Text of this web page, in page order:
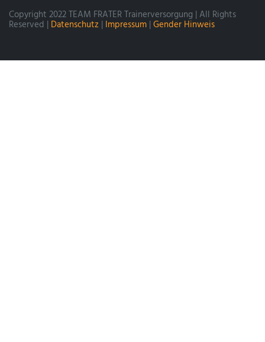
Copyright 2022 TEAM FRATER Trainerversorgung | All Rights
Reserved | Datenschutz | Impressum | Gender Hinweis